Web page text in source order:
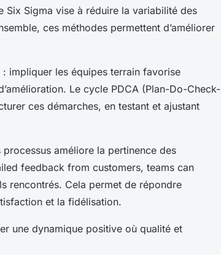
Six Sigma vise à réduire la variabilité des
ces méthodes permettent d’améliorer
impliquer les équipes terrain favorise
Le cycle PDCA (Plan-Do-Check-
ces démarches, en testant et ajustant
améliore la pertinence des
feedback from customers, teams can
rencontrés. Cela permet de répondre
et la fidélisation.
une dynamique positive où qualité et